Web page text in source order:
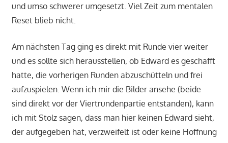
und umso schwerer umgesetzt. Viel Zeit zum mentalen
Reset blieb nicht.
Am nächsten Tag ging es direkt mit Runde vier weiter
und es sollte sich herausstellen, ob Edward es geschafft
hatte, die vorherigen Runden abzuschütteln und frei
aufzuspielen. Wenn ich mir die Bilder ansehe (beide
sind direkt vor der Viertrundenpartie entstanden), kann
ich mit Stolz sagen, dass man hier keinen Edward sieht,
der aufgegeben hat, verzweifelt ist oder keine Hoffnung